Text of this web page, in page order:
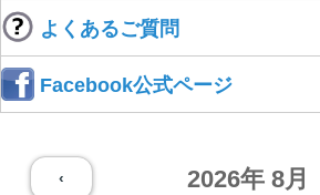
よくあるご質問
Facebook公式ページ
‹ 2026年 8月